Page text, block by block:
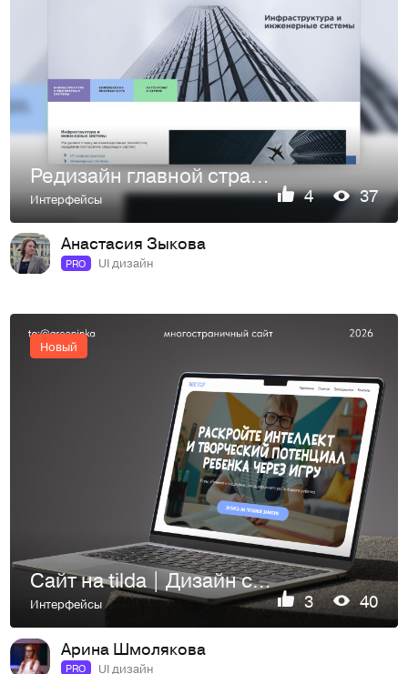
Редизайн главной страницы и раздела сайта IT-интегратора Ас…
Интерфейсы 4 37
Анастасия Зыкова
PRO UI дизайн
Новый
Сайт на tilda | Дизайн сайта | Web Design
Интерфейсы 3 40
Арина Шмолякова
PRO UI дизайн